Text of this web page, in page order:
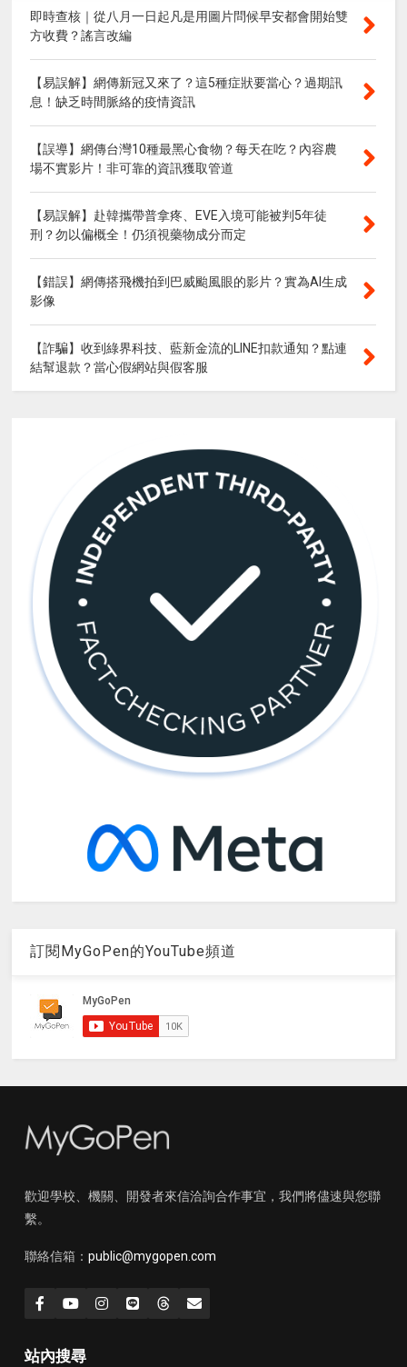
即時查核｜從八月一日起凡是用圖片問候早安都會開始雙
方收費？謠言改編
【易誤解】網傳新冠又來了？這5種症狀要當心？過期訊
息！缺乏時間脈絡的疫情資訊
【誤導】網傳台灣10種最黑心食物？每天在吃？內容農
場不實影片！非可靠的資訊獲取管道
【易誤解】赴韓攜帶普拿疼、EVE入境可能被判5年徒
刑？勿以偏概全！仍須視藥物成分而定
【錯誤】網傳搭飛機拍到巴威颱風眼的影片？實為AI生成
影像
【詐騙】收到綠界科技、藍新金流的LINE扣款通知？點連
結幫退款？當心假網站與假客服
訂閱MyGoPen的YouTube頻道
歡迎學校、機關、開發者來信洽詢合作事宜，我們將儘速與您聯
繫。
聯絡信箱： public@mygopen.com
站內搜尋